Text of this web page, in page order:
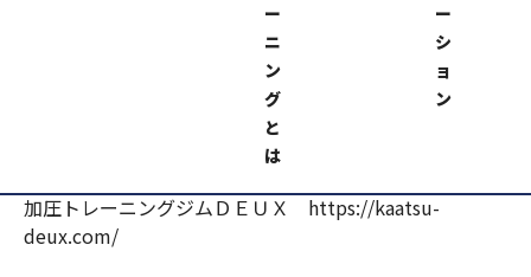
ー
ニ
ン
グ
と
は
ー
シ
ョ
ン
お互い陸上競技出身で現在フィジーク選手としてやって
いるのでたくさん刺激を頂きました！
このオフのトレーニングは合同トレーニングを増やして
一回り大きくバルクアップ目指します！
加圧トレーニングジムＤＥＵＸ https://kaatsu-
deux.com/